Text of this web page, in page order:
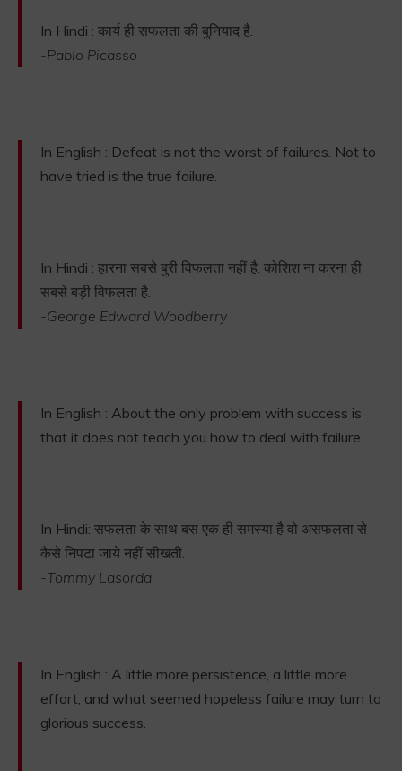
In Hindi : कार्य ही सफलता की बुनियाद है.
-Pablo Picasso
In English : Defeat is not the worst of failures. Not to
have tried is the true failure.
In Hindi : हारना सबसे बुरी विफलता नहीं है. कोशिश ना करना ही
सबसे बड़ी विफलता है.
-George Edward Woodberry
In English : About the only problem with success is
that it does not teach you how to deal with failure.
In Hindi: सफलता के साथ बस एक ही समस्या है वो असफलता से
कैसे निपटा जाये नहीं सीखती.
-Tommy Lasorda
In English : A little more persistence, a little more
effort, and what seemed hopeless failure may turn to
glorious success.